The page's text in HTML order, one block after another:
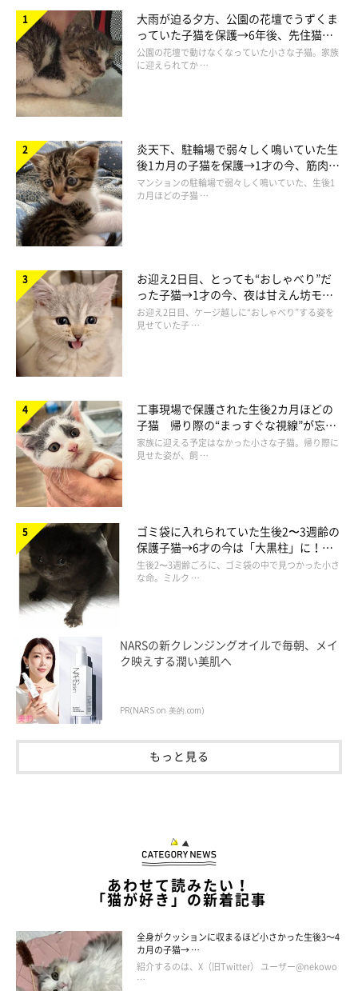
首をかしげて見つめるくまこちゃん
@kuroneko_kuma5
保護猫だったという、くまこちゃん。生後半年のころに飼い主さ
飼い主さんはくまこちゃんのお迎えの経緯について、「先代猫を
病気で亡くして1年経ち、寂しさから保護猫譲渡サイトを通じて
お迎えしました」
まったりするくまこちゃん
@kuroneko_kuma5
そんなくまこちゃんは“ツン”が多めの「ツンデレタイプ」のよう
で、こんなエピソードも。
「抱っこもなでられることもあまり好きじゃないみたいだし、イ
タズラを怒ると逆切れしてきます。なのに、私が家にいる間はず
っとそばにいて、お風呂にもトイレにもついてきます。
寝ているくまこさんを起こさないようにそっと離れても、くまこ
さんは眠そうにウトウトしながらあとをついてきて、私のことを
待っていることもあるんです」
大雨が迫る夕方、公園の花壇でうずくま
っていた子猫を保護→6年後、先住猫
と“姉妹”のような関係に
公園の花壇で動けなくなっていた小さな子猫。家族
に迎えられてか …
炎天下、駐輪場で弱々しく鳴いていた生
後1カ月の子猫を保護→1才の今、筋肉質
でツンデレなコに成長
マンションの駐輪場で弱々しく鳴いていた、生後1
カ月ほどの子猫 …
お迎え2日目、とっても“おしゃべり”だ
った子猫→1才の今、夜は甘えん坊モー
ドになるコに成長！
お迎え2日目、ケージ越しに“おしゃべり”する姿を
見せていた子 …
工事現場で保護された生後2カ月ほどの
子猫 帰り際の“まっすぐな視線”が忘れ
られず、家族の一員に
家族に迎える予定はなかった小さな子猫。帰り際に
見せた姿が、飼 …
ゴミ袋に入れられていた生後2〜3週齢の
保護子猫→6才の今は「大黒柱」に！
美しい黒猫に成長した姿にグッとくる
生後2〜3週齢ごろに、ゴミ袋の中で見つかった小さ
な命。ミルク …
NARSの新クレンジングオイルで毎朝、メイ
ク映えする潤い美肌へ
PR(NARS on 美的.com)
もっと見る
あわせて読みたい！
「猫が好き」の新着記事
全身がクッションに収まるほど小さかった生後3～4
カ月の子猫→ …
紹介するのは、X（旧Twitter） ユーザー@nekowo
…